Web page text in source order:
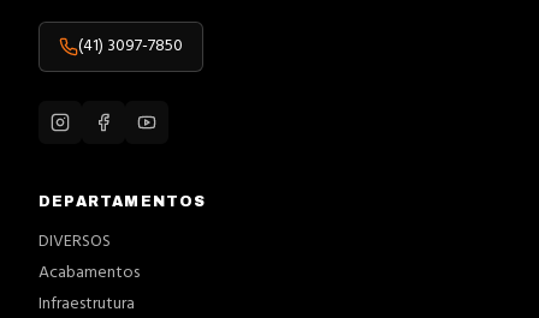
(41) 3097-7850
DEPARTAMENTOS
DIVERSOS
Acabamentos
Infraestrutura